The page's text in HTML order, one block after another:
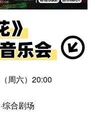
周六）20:00
合剧场